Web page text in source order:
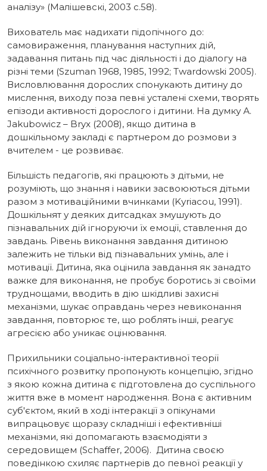
аналізу» (Малішевскі, 2003 с.58).
Вихователь має надихати підопічного до:
самовираження, планування наступних дій,
задавання питань під час діяльності і до діалогу на
різні теми (Szuman 1968, 1985, 1992; Тwardowski 2005).
Висловлювання дорослих спонукають дитину до
мислення, виходу поза певні усталені схеми, творять
епізоди активності дорослого і дитини. На думку А.
Jakubowicz – Bryx (2008), якщо дитина в
дошкільному закладі є партнером до розмови з
вчителем - це розвиває.
Більшість педагогів, які працюють з дітьми, не
розуміють, що знання і навики засвоюються дітьми
разом з мотиваційними вчинками (Kyriacou, 1991).
Дошкільнят у деяких дитсадках змушують до
пізнавальних дій ігноруючи їх емоції, ставлення до
завдань. Рівень виконання завдання дитиною
залежить не тільки від пізнавальних умінь, але і
мотивації. Дитина, яка оцінила завдання як занадто
важке для виконання, не пробує боротись зі своїми
труднощами, вводить в дію шкідливі захисні
механізми, шукає оправдань через невиконання
завдання, повторює те, що роблять інші, реагує
агресією або уникає оцінювання.
Прихильники соціально-інтерактивної теорії
психічного розвитку пропонують концепцію, згідно
з якою кожна дитина є підготовлена до суспільного
життя вже в момент народження. Вона є активним
суб'єктом, який в ході інтеракції з опікунами
випрацьовує щоразу складніші і ефективніші
механізми, які допомагають взаємодіяти з
середовищем (Schaffer, 2006). Дитина своєю
поведінкою схиляє партнерів до певної реакції у